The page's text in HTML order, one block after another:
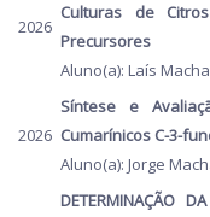
2026
Culturas de
Precursores
Aluno(a): Laís
2026
Síntese e
Cumarínicos C-3-
Aluno(a): Jorge
DETERMINAÇÃO